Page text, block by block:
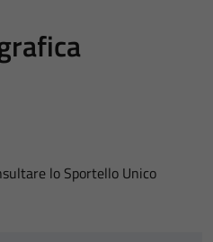
lo Sportello Unico